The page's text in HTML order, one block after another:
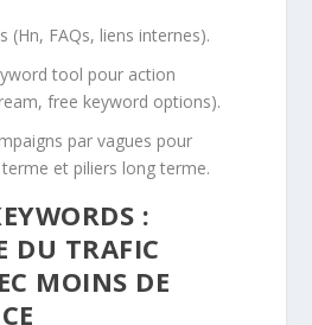
(Hn, FAQs, liens internes).
tool pour action
free keyword options).
par vagues pour
et piliers long terme.
:
DU TRAFIC
MOINS DE